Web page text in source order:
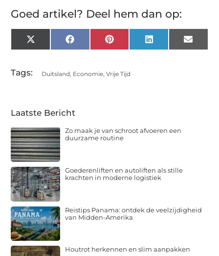
Goed artikel? Deel hem dan op:
X
(Twitter)
FacebookPinterestLinkedInEmail
Tags: Duitsland, Economie,Vrije Tijd
Laatste Bericht
Zo maak je van schroot afvoeren een
duurzame routine
Goederenliften en autoliften als stille
krachten in moderne logistiek
Reistips Panama: ontdek de veelzijdigheid
van Midden-Amerika
Houtrot herkennen en slim aanpakken